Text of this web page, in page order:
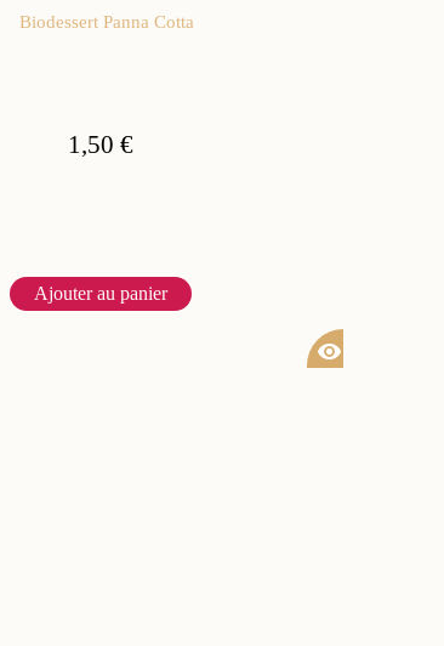
Biodessert Panna Cotta
1,50 €
Ajouter au panier
visibility